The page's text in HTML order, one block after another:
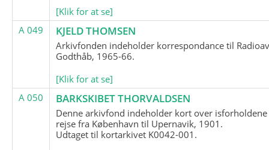
[Klik for at se]
A 049
KJELD THOMSEN
Arkivfonden indeholder korrespondance til
Godthåb, 1965-66.
[Klik for at se]
A 050
BARKSKIBET THORVALDSEN
Denne arkivfond indeholder kort over
rejse fra København til Upernavik, 1901.
Udtaget til kortarkivet K0042-001.